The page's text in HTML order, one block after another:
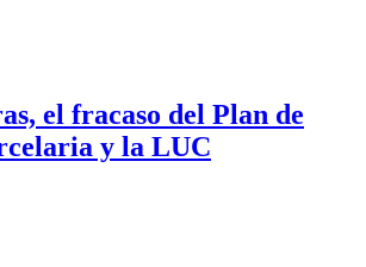
el fracaso del Plan de
y la LUC